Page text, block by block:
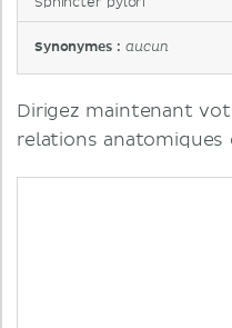
Synonymes :aucun
Dirigez maintenant
relations anatomiques